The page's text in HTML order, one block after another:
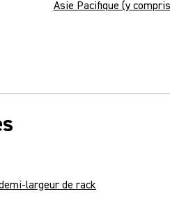
Asie Pacifique (y
largeur de rack